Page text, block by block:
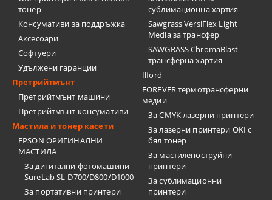
тонер
Консумативи за поддръжка
Аксесоари
Софтуери
Удължени гаранции
Претрийтмънт
Претрийтмънт машини
Претрийтмънт консумативи
Мастила и тонер касети
EPSON ОРИГИНАЛНИ
МАСТИЛА
За дигитални фотомашини
SureLab SL-D700/D800/D1000
За портативни принтери
сублимационна хартия
Sawgrass VersiFlex Light
Media за трансфер
SAWGRASS ChromaBlast
трансферна хартия
Ilford
FOREVER термотрансферни
медии
За CMYK лазерни принтери
За лазерни принтери OKI с
бял тонер
За мастиленоструйни
принтери
За сублимационни
принтери